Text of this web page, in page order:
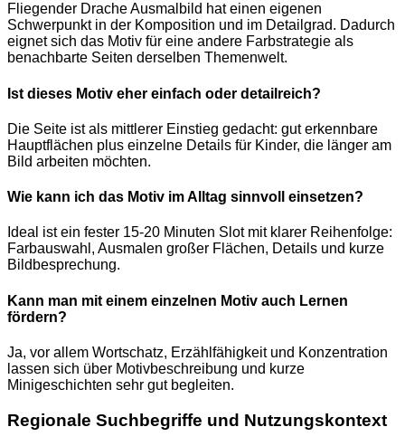
Fliegender Drache Ausmalbild hat einen eigenen
Schwerpunkt in der Komposition und im Detailgrad. Dadurch
eignet sich das Motiv für eine andere Farbstrategie als
benachbarte Seiten derselben Themenwelt.
Ist dieses Motiv eher einfach oder detailreich?
Die Seite ist als mittlerer Einstieg gedacht: gut erkennbare
Hauptflächen plus einzelne Details für Kinder, die länger am
Bild arbeiten möchten.
Wie kann ich das Motiv im Alltag sinnvoll einsetzen?
Ideal ist ein fester 15-20 Minuten Slot mit klarer Reihenfolge:
Farbauswahl, Ausmalen großer Flächen, Details und kurze
Bildbesprechung.
Kann man mit einem einzelnen Motiv auch Lernen
fördern?
Ja, vor allem Wortschatz, Erzählfähigkeit und Konzentration
lassen sich über Motivbeschreibung und kurze
Minigeschichten sehr gut begleiten.
Regionale Suchbegriffe und Nutzungskontext